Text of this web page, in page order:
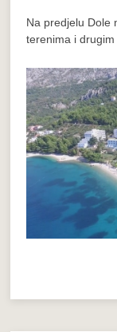
Na predjelu Dole
terenima i drugim